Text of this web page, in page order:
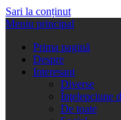
Sari la conținut
Meniu principal
Prima pagină
Despre
Interesant
Diverse
Înţelepciune
De toate